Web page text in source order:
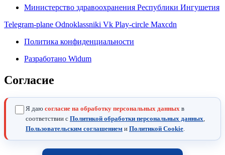
Министерство здравоохранения Республики Ингушетия
Telegram-plane Odnoklassniki Vk Play-circle Maxcdn
Политика конфиденциальности
Разработано Widum
Согласие
Я даю согласие на обработку персональных данных в
соответствии с Политикой обработки персональных данных
Пользовательским соглашением и Политикой Cookie